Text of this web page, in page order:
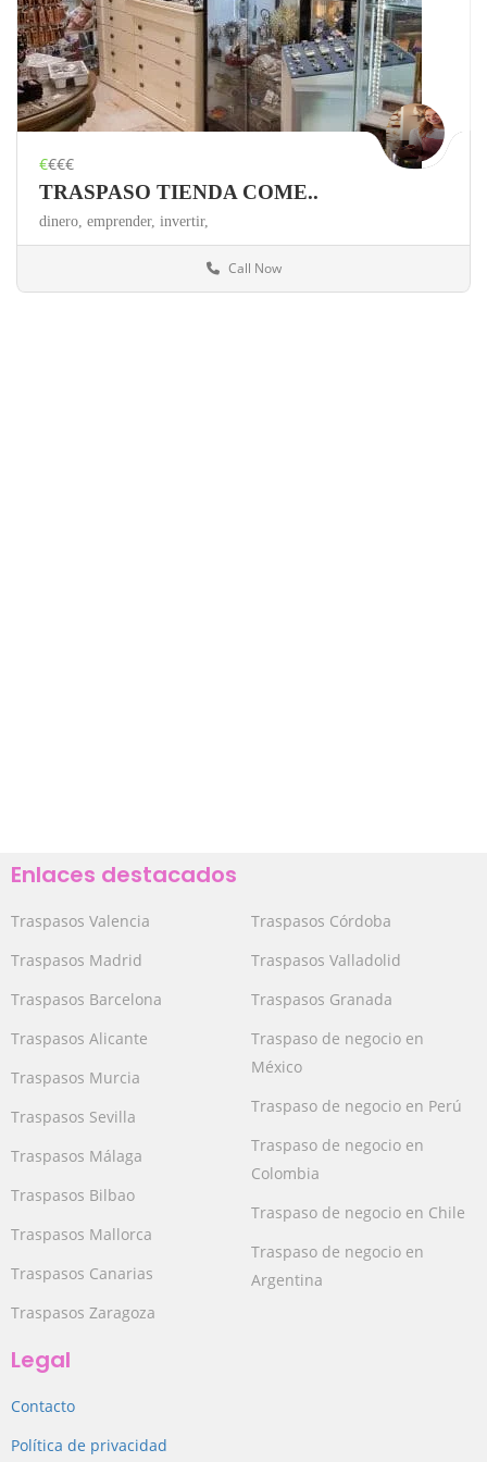
€€€€
TRASPASO TIENDA COME..
dinero, emprender, invertir,
Call Now
Enlaces destacados
Traspasos Valencia
Traspasos Madrid
Traspasos Barcelona
Traspasos Alicante
Traspasos Murcia
Traspasos Sevilla
Traspasos Málaga
Traspasos Bilbao
Traspasos Mallorca
Traspasos Canarias
Traspasos Zaragoza
Traspasos Córdoba
Traspasos Valladolid
Traspasos Granada
Traspaso de negocio en
México
Traspaso de negocio en Perú
Traspaso de negocio en
Colombia
Traspaso de negocio en Chile
Traspaso de negocio en
Argentina
Legal
Contacto
Política de privacidad